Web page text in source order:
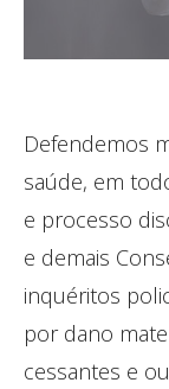
Defendemos
saúde, em
e processo
e demais
inquéritos
por dano
cessantes e